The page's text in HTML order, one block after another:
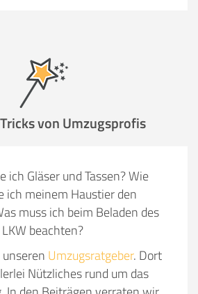
von Umzugsprofis
ich Gläser und Tassen? Wie
ich meinem Haustier den
muss ich beim Beladen des
LKW beachten?
Umzugsratgeber. Dort
Nützliches rund um das